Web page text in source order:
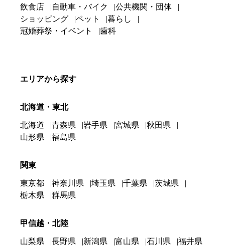
飲食店
自動車・バイク
公共機関・団体
ショッピング
ペット
暮らし
冠婚葬祭・イベント
歯科
エリアから探す
北海道・東北
北海道 青森県 岩手県 宮城県
秋田県
山形県
福島県
関東
東京都 神奈川県 埼玉県 千葉県
茨城県
栃木県
群馬県
甲信越・北陸
山梨県 長野県 新潟県 富山県 石川県 福井県